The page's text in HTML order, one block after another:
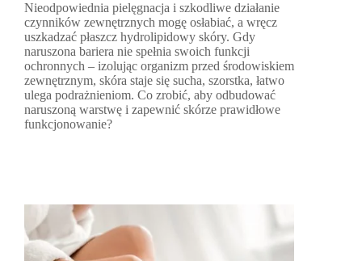
Nieodpowiednia pielęgnacja i szkodliwe działanie
czynników zewnętrznych mogę osłabiać, a wręcz
uszkadzać płaszcz hydrolipidowy skóry. Gdy
naruszona bariera nie spełnia swoich funkcji
ochronnych – izolując organizm przed środowiskiem
zewnętrznym, skóra staje się sucha, szorstka, łatwo
ulega podrażnieniom. Co zrobić, aby odbudować
naruszoną warstwę i zapewnić skórze prawidłowe
funkcjonowanie?